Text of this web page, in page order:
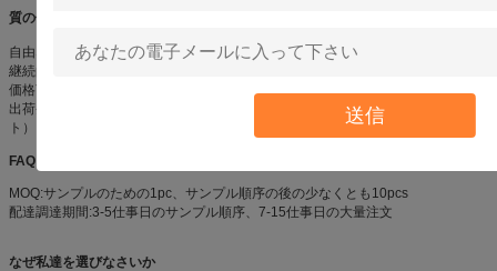
送信
質の保証
自由な修理のための2年
継続的だった協力の顧客のための寿命サービス
価格言葉:EXWの工場
出荷条件:によって明白によって（DHL/FedEx/TNT/UPS/EMS/Chinaのポス
ト）、空気または海
FAQ
MOQ:サンプルのための1pc、サンプル順序の後の少なくとも10pcs
配達調達期間:3-5仕事日のサンプル順序、7-15仕事日の大量注文
なぜ私達を選びなさいか